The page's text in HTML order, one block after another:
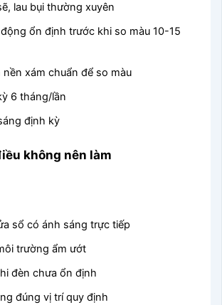
lau bụi thường xuyên
ổn định trước khi so màu 10-15
nền xám chuẩn để so màu
6 tháng/lần
định kỳ
không nên làm
sổ có ánh sáng trực tiếp
trường ẩm ướt
đèn chưa ổn định
đúng vị trí quy định